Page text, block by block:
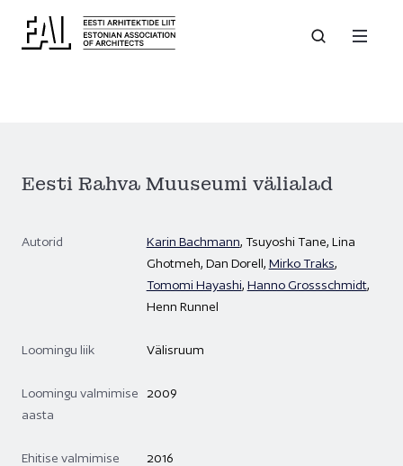
Eesti Rahva Muuseumi välialad
Autorid Karin Bachmann, Tsuyoshi Tane, Lina
Ghotmeh, Dan Dorell, Mirko Traks,
Tomomi Hayashi, Hanno Grossschmidt,
Henn Runnel
Loomingu liik Välisruum
Loomingu valmimise
aasta
2009
Ehitise valmimise
2016